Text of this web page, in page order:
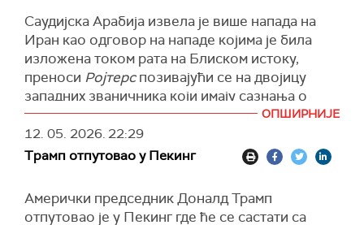
Саудијска Арабија извела је више напада на
Иран као одговор на нападе којима је била
изложена током рата на Блиском истоку,
преноси Ројтерспозивајући се на двојицу
западних званичника који имају сазнања о
томе и двојицу иранских званичника.
Напади Саудијске Арабије, о којима до сада
није било информација, представљају први
извело војну акцију на иранској територији и
показују да Ријад постаје знатно одлучнији у
ОПШИРНИЈЕ
12. 05. 2026.22:29
Трамп отпутовао у Пекинг
Амерички председник Доналд Трамп
отпутовао је у Пекинг где ће се састати са